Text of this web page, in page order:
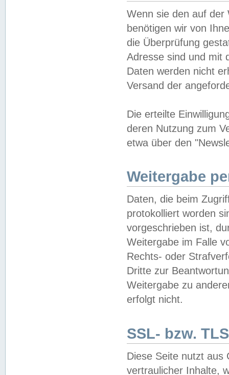
Wenn sie den auf der
benötigen wir von
die Überprüfung
Adresse sind und mit
Daten werden nicht
Versand der
Die erteilte
deren Nutzung zum
etwa über den
Weitergabe
Daten, die beim
protokolliert worden
vorgeschrieben ist,
Weitergabe im Falle
Rechts- oder
Dritte zur
Weitergabe zu
erfolgt nicht.
SSL- bzw.
Diese Seite nutzt aus
vertraulicher Inhalte,